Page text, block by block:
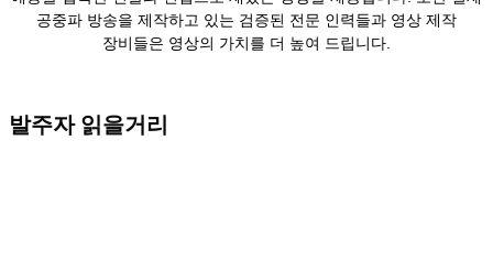
공중파 방송을 제작하고 있는 검증된 전문 인력들과 영상 제작
장비들은 영상의 가치를 더 높여 드립니다.
발주자 읽을거리